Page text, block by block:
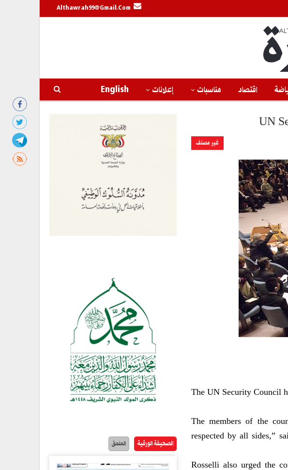
Althawrah99@gmail.com
اقتصاد مناسبات إعلانات English
UN
غير مصنف
The UN Security Council
“The members of the
respected by all sides,”
Rosselli also urged the
الصحيفة الورقية الملحق